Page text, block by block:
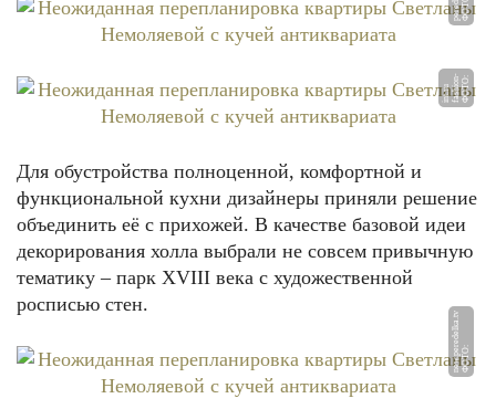
Ф
О
Т
О:
p
e
r
e
d
el
k
a.t
Ф
О
Т О:
f
a
s
hi o
n
-
i
nt.
r
u
Для обустройства полноценной, комфортной и
функциональной кухни дизайнеры приняли решение
объединить её с прихожей. В качестве базовой идеи
декорирования холла выбрали не совсем привычную
тематику – парк XVIII века с художественной
росписью стен.
Ф
О
Т
О:
n
e
w.
p
e
r
e
d
el
k
a.t
v